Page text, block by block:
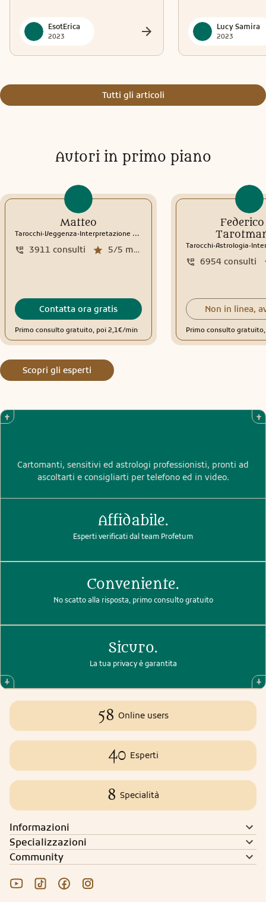
EsotErica
2023
Lucy Samira
2023
Tutti gli articoli
Autori in primo piano
Matteo
Tarocchi.Veggenza.Interpretazione sogni
5/5 media recensioni
3911 consulti
Contatta ora gratis
Primo consulto gratuito, poi 2,1€/min
Tarocchi.Astrologia.
6954 consulti
Non in linea,
Primo consulto
Scopri gli esperti
Cartomanti, sensitivi ed astrologi professionisti, pronti ad
ascoltarti e consigliarti per telefono ed in video.
Affidabile.
Esperti verificati dal team Profetum
Conveniente.
No scatto alla risposta, primo consulto gratuito
Sicuro.
La tua privacy è garantita
58 Online users
40 Esperti
8 Specialità
Informazioni
Specializzazioni
Community